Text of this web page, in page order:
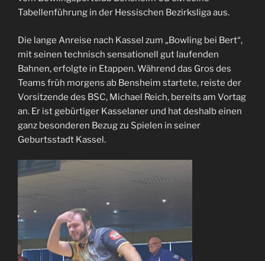
Tabellenführung in der Hessischen Bezirksliga aus.
Die lange Anreise nach Kassel zum „Bowling bei Bert“,
mit seinen technisch sensationell gut laufenden
Bahnen, erfolgte in Etappen. Während das Gros des
Teams früh morgens ab Bensheim startete, reiste der
Vorsitzende des BSC, Michael Reich, bereits am Vortag
an. Er ist gebürtiger Kasselaner und hat deshalb einen
ganz besonderen Bezug zu Spielen in seiner
Geburtsstadt Kassel.